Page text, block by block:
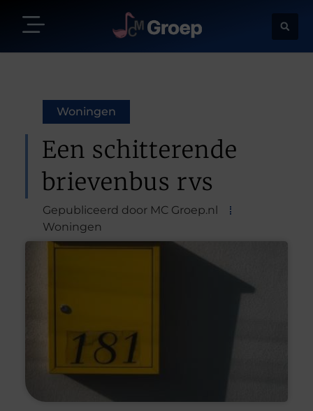
Woningen
Een schitterende
brievenbus rvs
Gepubliceerd door MC Groep.nl
Woningen